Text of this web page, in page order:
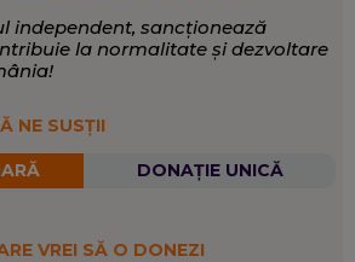
independent, sancționează
la normalitate și dezvoltare
NE SUSȚII
DONAȚIE UNICĂ
VREI SĂ O DONEZI